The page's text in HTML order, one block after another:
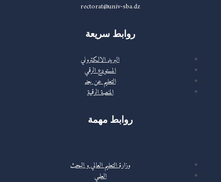
rectorat@univ-sba.dz
روابط سريعة
البريد الالكتروني
المستودع الرقمي
التعليم عن بعد
المنصة الرقمية
روابط مهمة
وزارة التعليم العالي و البحث
العلمي